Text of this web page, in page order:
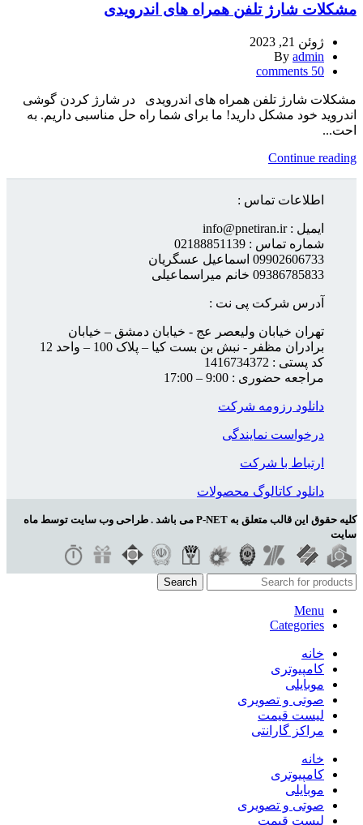
مشکلات شارژ تلفن همراه های اندرویدی
ژوئن 21, 2023
By admin
50
comments
مشکلات شارژ تلفن همراه های اندرویدی در شارژ کردن گوشی
اندروید خود مشکل دارید! ما برای شما راه حل مناسبی داریم. به
احت...
Continue reading
اطلاعات تماس :
ایمیل : info@pnetiran.ir
شماره تماس : 02188851139
09902606733 اسماعیل عسگریان
09386785833 خانم میراسماعیلی
آدرس شرکت پی نت :
تهران خیابان ولیعصر عج - خیابان دمشق – خیابان
برادران مظفر - نبش بن بست کیا – پلاک 100 – واحد 12
کد پستی : 1416734372
مراجعه حضوری : 9:00 – 17:00
دانلود رزومه شرکت
درخواست نمایندگی
ارتباط با شرکت
دانلود کاتالوگ محصولات
کلیه حقوق این قالب متعلق به P-NET می باشد . طراحی وب سایت توسط ماه
سایت
Search
Menu
Categories
خانه
کامپیوتری
موبایلی
صوتی و تصویری
لیست قیمت
مراکز گارانتی
خانه
کامپیوتری
موبایلی
صوتی و تصویری
لیست قیمت